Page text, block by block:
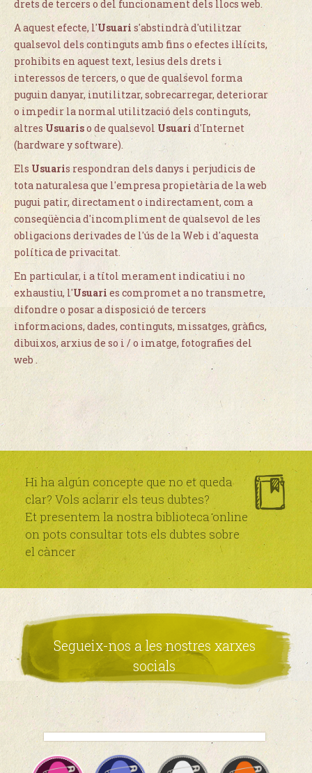
drets de tercers o del funcionament dels llocs web.
A aquest efecte, l'Usuari s'abstindrà d'utilitzar
qualsevol dels continguts amb fins o efectes il·lícits,
prohibits en aquest text, lesius dels drets i
interessos de tercers, o que de qualsevol forma
puguin danyar, inutilitzar, sobrecarregar, deteriorar
o impedir la normal utilització dels continguts,
altres Usuariso de qualsevol Usuari d'Internet
(hardware y software).
Els Usuaris respondran dels danys i perjudicis de
tota naturalesa que l'empresa propietària de la web
pugui patir, directament o indirectament, com a
conseqüència d'incompliment de qualsevol de les
obligacions derivades de l'ús de la Web i d'aquesta
política de privacitat.
En particular, i a títol merament indicatiu i no
exhaustiu, l'Usuari es compromet a no transmetre,
difondre o posar a disposició de tercers
informacions, dades, continguts, missatges, gràfics,
dibuixos, arxius de so i / o imatge, fotografies del
web .
Hi ha algún concepte que no et queda
clar? Vols aclarir els teus dubtes?
Et presentem la nostra biblioteca online
on pots consultar tots els dubtes sobre
el càncer
Segueix-nos a les nostres xarxes
socials